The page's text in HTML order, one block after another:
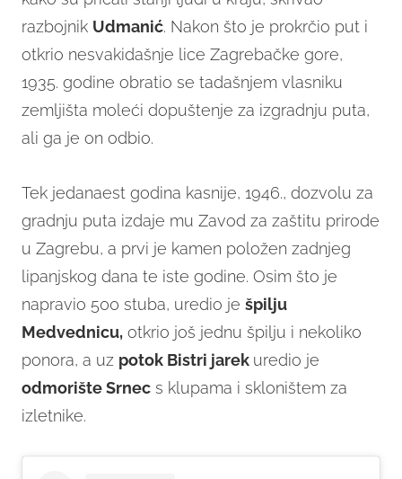
razbojnik Udmanić. Nakon što je prokrčio put i
otkrio nesvakidašnje lice Zagrebačke gore,
1935. godine obratio se tadašnjem vlasniku
zemljišta moleći dopuštenje za izgradnju puta,
ali ga je on odbio.
Tek jedanaest godina kasnije, 1946., dozvolu za
gradnju puta izdaje mu Zavod za zaštitu prirode
u Zagrebu, a prvi je kamen položen zadnjeg
lipanjskog dana te iste godine. Osim što je
napravio 500 stuba, uredio je špilju
Medvednicu, otkrio još jednu špilju i nekoliko
ponora, a uz potok Bistri jarek uredio je
odmorište Srnec s klupama i skloništem za
izletnike.